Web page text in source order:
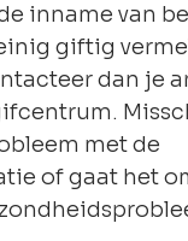
inname van
giftig
dan je
met de
of gaat het